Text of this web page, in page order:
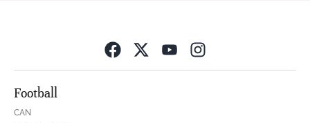
Football
CAN